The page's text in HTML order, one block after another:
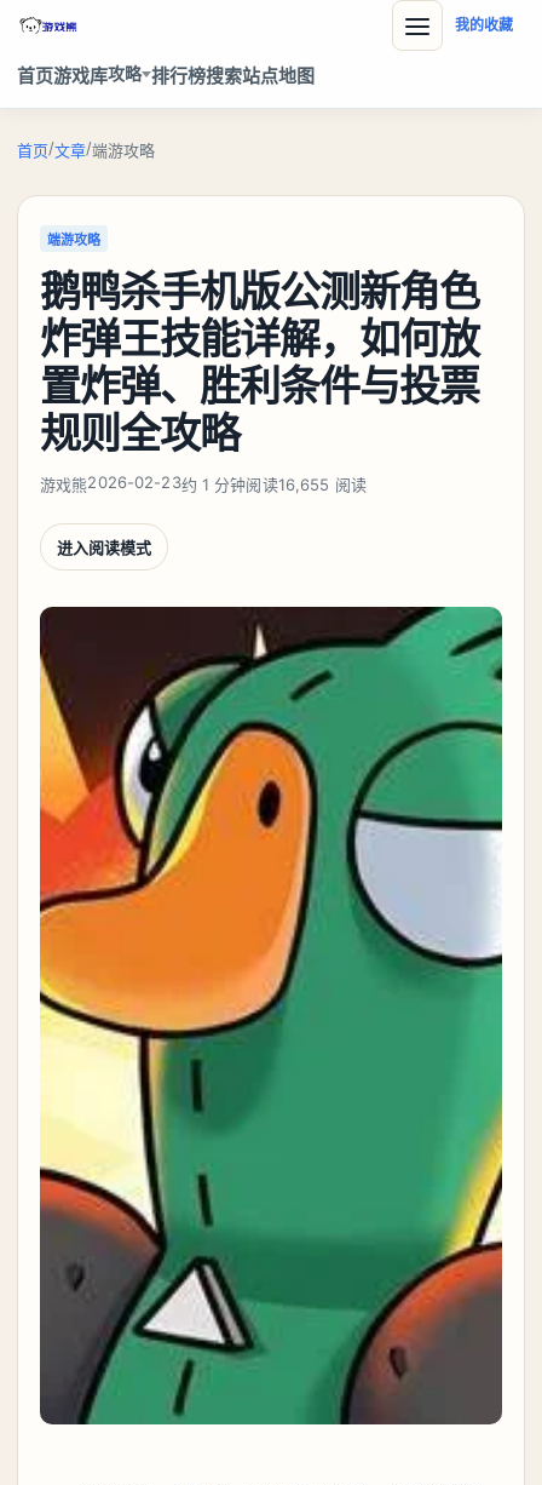
首页游戏库攻略 排行榜搜索站点地图
我的收藏
首页/文章/端游攻略
端游攻略
鹅鸭杀手机版公测新角色
炸弹王技能详解，如何放
置炸弹、胜利条件与投票
规则全攻略
游戏熊2026-02-23约 1 分钟阅读16,655 阅读
进入阅读模式